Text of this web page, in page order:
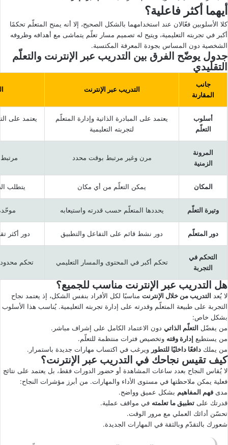
أيهما أكثر فاعلية؟
كلا الأسلوبين فعّالان عند استخدامهما بالشكل الصحيح، إلا أنه يمنح المتعلّم تحكمًا
أكبر في تجربته التعليمية، ويتيح له تصميم مسار تعلّم يتماشى مع أهدافه وظروفه
الشخصية دون المساس بجودة المعرفة المكتسبة.
جدول يوضّح الفرق بين التدريب عبر الإنترنت والتعلّم
التقليدي
جانب
المقارنة
التدريب عبر الإنترنت
أسلوب
التعلّم
يعتمد على المبادرة الذاتية وإدارة المتعلّم
لتجربته التعليمية
يعتمد على
المرونة
الزمنية
مرن وغير مرتبط بوقت محدد مرتبط
المكان يمكن التعلّم من أي مكان يتطلب
وتيرة التعلّم يحددها المتعلّم حسب قدرته واستيعابه
دور المتعلّم دور نشط قائم على التفاعل والتطبيق دور أكثر
التحكم في
التجربة
تحكم أكبر في المحتوى والمسار التعليمي تحكم
هل التدريب عبر الإنترنت مناسب للجميع؟
لا يُعد التدريب من خلال الإنترنت مناسبًا لكل الأفراد بنفس الشكل، إذ يعتمد نجاح
التجربة على طبيعة المتعلّم وقدرته على إدارة تجربته التعليمية. يُناسب هذا الأسلوب
بشكل خاص:
من يفضّل التعلّم الذاتي دون الاعتماد الكامل على إشراف مباشر.
من يستطيع إدارة وقته وتخصيص فترات منتظمة للتعلّم.
من يملك دافعًا داخليًا للتطور ويرغب في اكتساب مهارات جديدة باستمرار.
كيف تقيس نجاحك في التدريب عبر الإنترنت؟
لا يُقاس النجاح بعدد ساعات المشاهدة أو حضور الدورات فقط، بل يعتمد على نتائج
فعلية يمكن ملاحظتها في مستوى الأداء والمهارات. من أبرز مؤشرات النجاح:
مدى فهم المفاهيم بشكل عميق وواضح.
قدرتك على تطبيق ما تعلمته في مواقف عملية.
تحسّن أدائك العملي مع مرور الوقت.
شعورك بالتقدّم وبالثقة في المهارات الجديدة.